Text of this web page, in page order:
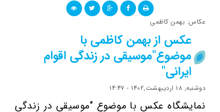
عکاس: بهمن کاظمی
عکس از بهمن کاظمی با
موضوع"موسیقی در زندگی اقوام
ایرانی"
دوشنبه, 18 اردیبهشت,1402 - 14:47
نمایشگاه عکس با موضوع "موسیقی در زندگی